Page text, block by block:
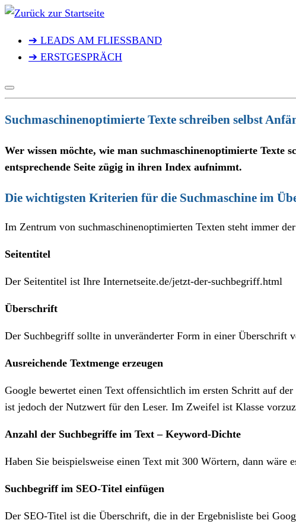
Zum
springen➔ LEADS AM FLIESSBAND
➔ ERSTGESPRÄCH
Suchmaschinenoptimierte Texte schreiben selbst
Wer wissen möchte, wie man suchmaschinenoptimierte
entsprechende Seite zügig in ihren Index aufnimmt.
Die wichtigsten Kriterien für die Suchmaschine im
Im Zentrum von suchmaschinenoptimierten Texten steht immer
Seitentitel
Der Seitentitel ist Ihre Internetseite.de/jetzt-der-suchbegriff.html
Überschrift
Der Suchbegriff sollte in unveränderter Form in einer Überschrift
Ausreichende Textmenge erzeugen
Google bewertet einen Text offensichtlich im ersten Schritt auf
ist jedoch der Nutzwert für den Leser. Im Zweifel ist Klasse
Anzahl der Suchbegriffe im Text – Keyword-Dichte
Haben Sie beispielsweise einen Text mit 300 Wörtern, dann
Suchbegriff im SEO-Titel einfügen
Der SEO-Titel ist die Überschrift, die in der Ergebnisliste bei